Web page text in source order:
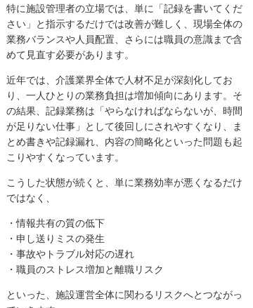
特に施設管理者の立場では、単に「記録を書いてくだ
さい」と指示するだけでは改善が難しく、現場全体の
業務バランスや人員配置、さらには職員の意識まで含
めて見直す必要があります。
近年では、介護業界全体で人材不足が深刻化してお
り、一人ひとりの業務負担は増加傾向にあります。そ
の結果、記録業務は「やらなければならないが、時間
が足りない仕事」として後回しにされやすくなり、ま
とめ書きや記録漏れ、内容の簡略化といった問題も起
こりやすくなっています。
こうした状態が続くと、単に業務効率が悪くなるだけ
ではなく、
・情報共有の質の低下
・申し送りミスの発生
・事故やトラブル対応の遅れ
・職員のストレス増加と離職リスク
といった、施設運営全体に関わるリスクへとつながっ